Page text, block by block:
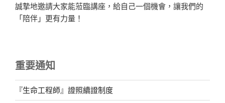
誠摯地邀請大家能蒞臨講座，給自己一個機會，讓我們的
「陪伴」更有力量！
重要通知
『生命工程師』證照續證制度